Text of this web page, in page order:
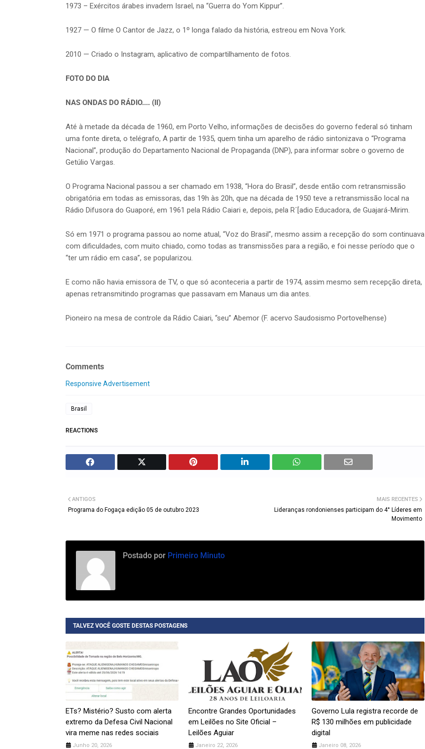
1973 – Exércitos árabes invadem Israel, na “Guerra do Yom Kippur”.
1927 — O filme O Cantor de Jazz, o 1º longa falado da história, estreou em Nova York.
2010 — Criado o Instagram, aplicativo de compartilhamento de fotos.
FOTO DO DIA
NAS ONDAS DO RÁDIO.... (II)
Até à metade da década de 1960, em Porto Velho, informações de decisões do governo federal só tinham
uma fonte direta, o telégrafo, A partir de 1935, quem tinha um aparelho de rádio sintonizava o “Programa
Nacional”, produção do Departamento Nacional de Propaganda (DNP), para informar sobre o governo de
Getúlio Vargas.
O Programa Nacional passou a ser chamado em 1938, “Hora do Brasil”, desde então com retransmissão
obrigatória em todas as emissoras, das 19h às 20h, que na década de 1950 teve a retransmissão local na
Rádio Difusora do Guaporé, em 1961 pela Rádio Caiari e, depois, pela R´[adio Educadora, de Guajará-Mirim.
Só em 1971 o programa passou ao nome atual, “Voz do Brasil”, mesmo assim a recepção do som continuava
com dificuldades, com muito chiado, como todas as transmissões para a região, e foi nesse período que o
“ter um rádio em casa”, se popularizou.
E como não havia emissora de TV, o que só aconteceria a partir de 1974, assim mesmo sem recepção direta,
apenas retransmitindo programas que passavam em Manaus um dia antes.
Pioneiro na mesa de controle da Rádio Caiari, “seu” Abemor (F. acervo Saudosismo Portovelhense)
Comments
Responsive Advertisement
Brasil
REACTIONS
MAIS RECENTES
Lideranças rondonienses participam do 4° Líderes em
Movimento
ANTIGOS
Programa do Fogaça edição 05 de outubro 2023
Postado por Primeiro Minuto
TALVEZ VOCÊ GOSTE DESTAS POSTAGENS
ETs? Mistério? Susto com alerta
extremo da Defesa Civil Nacional
vira meme nas redes sociais
Junho 20, 2026
Encontre Grandes Oportunidades
em Leilões no Site Oficial –
Leilões Aguiar
Janeiro 22, 2026
Governo Lula registra recorde de
R$ 130 milhões em publicidade
digital
Janeiro 08, 2026